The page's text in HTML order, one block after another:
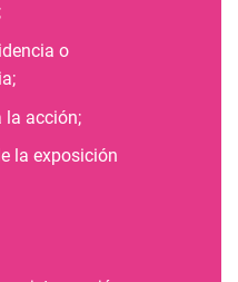
o
la acción;
la exposición